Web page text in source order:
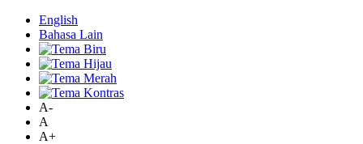
English
Bahasa Lain
A-
A
A+